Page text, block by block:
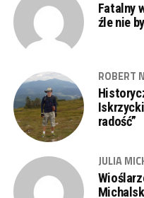
Fatalny
źle nie
ROBERT
radość”
JULIA